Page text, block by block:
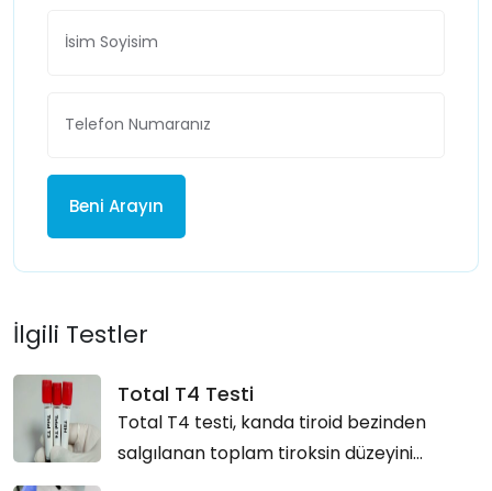
Beni Arayın
İlgili Testler
Total T4 Testi
Total T4 testi, kanda tiroid bezinden
salgılanan toplam tiroksin düzeyini...